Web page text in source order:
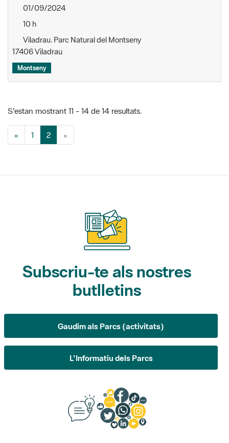
S'estan mostrant 11 - 14 de 14 resultats.
Subscriu-te als nostres
butlletins
Gaudim als Parcs (activitats)
L'Informatiu dels Parcs
Suggeriments, opinió i
xarxes socials